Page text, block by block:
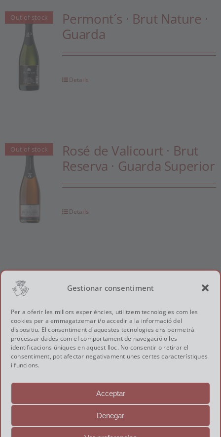
Gestionar consentiment
Per a oferir les millors experiències, utilitzem tecnologies com les
cookies per a emmagatzemar i/o accedir a la informació del
dispositiu. El consentiment d'aquestes tecnologies ens permetrà
processar dades com el comportament de navegació o les
identificacions úniques en aquest lloc. No consentir o retirar el
consentiment, pot afectar negativament unes certes característiques
i funcions.
Acceptar
Denegar
Out of stock
Permont´s · Brut Nature ·
Guarda
Details
Out of stock
Rosé de Valicourt · Brut
Reserva · Guarda Superior
Details
© Conde de Valicourt – La cava més petita i
Sant Antoni 33-35, 08770 Sant Sadurní d’Anoia
(Barcelona) SPAIN · Tel.(+34) 93 891 00 36 ·
cavas@condedevalicourt.com